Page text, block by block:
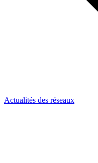
Actualités des réseaux